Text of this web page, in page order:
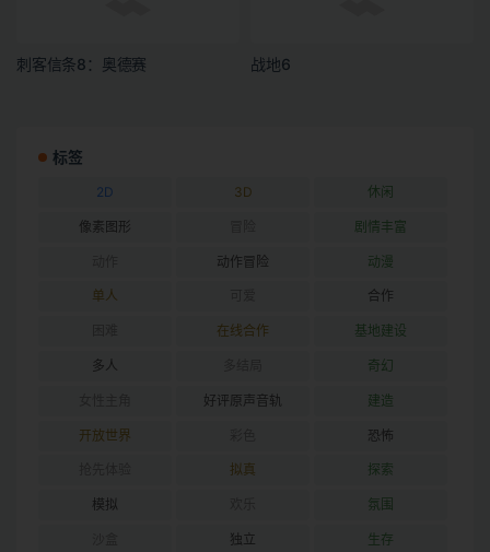
刺客信条8：奥德赛 战地6
标签
2D 3D 休闲
像素图形 剧情丰富
动作冒险 动漫
单人 合作
在线合作 基地建设
多人 奇幻
好评原声音轨 建造
开放世界 恐怖
拟真 探索
模拟 氛围
独立 生存